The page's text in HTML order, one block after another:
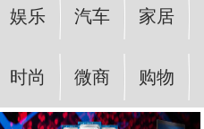
娱乐 汽车 家居
时尚 微商 购物